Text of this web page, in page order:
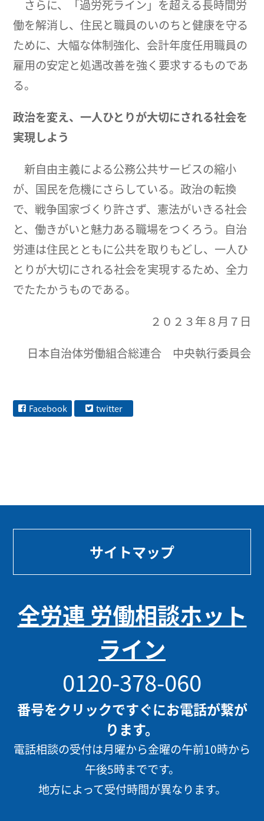
さらに、「過労死ライン」を超える長時間労
働を解消し、住民と職員のいのちと健康を守る
ために、大幅な体制強化、会計年度任用職員の
雇用の安定と処遇改善を強く要求するものであ
る。
政治を変え、一人ひとりが大切にされる社会を
実現しよう
新自由主義による公務公共サービスの縮小
が、国民を危機にさらしている。政治の転換
で、戦争国家づくり許さず、憲法がいきる社会
と、働きがいと魅力ある職場をつくろう。自治
労連は住民とともに公共を取りもどし、一人ひ
とりが大切にされる社会を実現するため、全力
でたたかうものである。
２０２３年８月７日
日本自治体労働組合総連合 中央執行委員会
Facebook twitter
サイトマップ
全労連 労働相談ホット
ライン
0120-378-060
番号をクリックですぐにお電話が繋が
ります。
電話相談の受付は月曜から金曜の午前10時から
午後5時までです。
地方によって受付時間が異なります。